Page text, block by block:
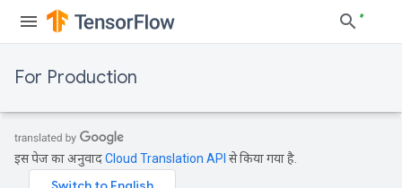
For Production
इस पेज का अनुवादCloud Translation API से किया गया है.